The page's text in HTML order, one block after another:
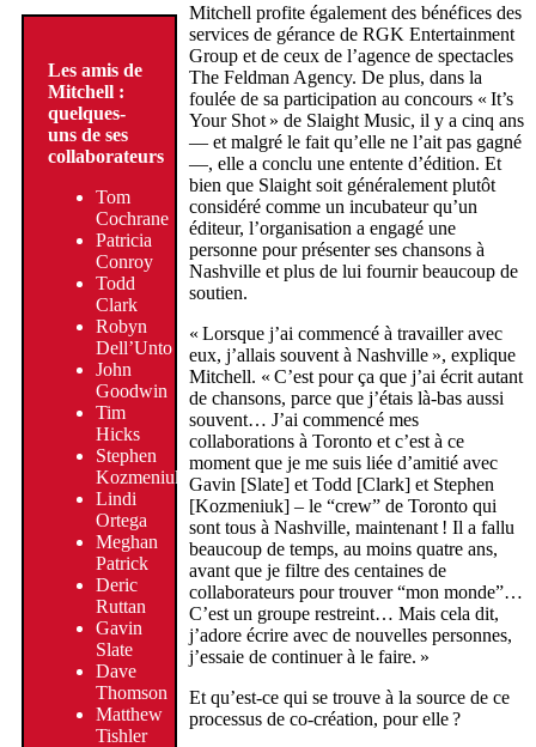
Les amis de
Mitchell :
quelques-
uns de ses
collaborateurs
Tom
Cochrane
Patricia
Conroy
Todd
Clark
Robyn
Dell’Unto
John
Goodwin
Tim
Hicks
Stephen
Kozmeniuk
Lindi
Ortega
Meghan
Patrick
Deric
Ruttan
Gavin
Slate
Dave
Thomson
Matthew
Tishler
Mitchell profite également des bénéfices des
services de gérance de RGK Entertainment
Group et de ceux de l’agence de spectacles
The Feldman Agency. De plus, dans la
foulée de sa participation au concours « It’s
Your Shot » de Slaight Music, il y a cinq ans
— et malgré le fait qu’elle ne l’ait pas gagné
—, elle a conclu une entente d’édition. Et
bien que Slaight soit généralement plutôt
considéré comme un incubateur qu’un
éditeur, l’organisation a engagé une
personne pour présenter ses chansons à
Nashville et plus de lui fournir beaucoup de
soutien.
« Lorsque j’ai commencé à travailler avec
eux, j’allais souvent à Nashville », explique
Mitchell. « C’est pour ça que j’ai écrit autant
de chansons, parce que j’étais là-bas aussi
souvent… J’ai commencé mes
collaborations à Toronto et c’est à ce
moment que je me suis liée d’amitié avec
Gavin [Slate] et Todd [Clark] et Stephen
[Kozmeniuk] – le “crew” de Toronto qui
sont tous à Nashville, maintenant ! Il a fallu
beaucoup de temps, au moins quatre ans,
avant que je filtre des centaines de
collaborateurs pour trouver “mon monde”…
C’est un groupe restreint… Mais cela dit,
j’adore écrire avec de nouvelles personnes,
j’essaie de continuer à le faire. »
Et qu’est-ce qui se trouve à la source de ce
processus de co-création, pour elle ?